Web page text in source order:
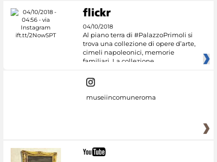
04/10/2018
Al piano terra di #PalazzoPrimoli si
trova una collezione di opere d’arte,
cimeli napoleonici, memorie
familiari. La collezione
museiincomuneroma